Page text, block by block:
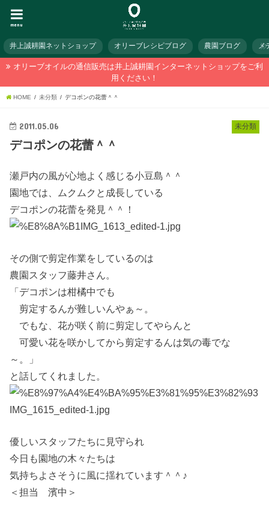
menu
井上誠耕園ネットショップ オリーブレシピブログ 農園ブログ メ
オリーブオイルの通信販売は井上誠耕園インターネットショップをご利
用ください！
HOME 未分類 デコポンの花蕾＾＾
未分類
2011.05.06
デコポンの花蕾＾＾
瀬戸内の風が心地よく感じる小豆島＾＾
園地では、ムクムクと成長している
デコポンの花蕾を発見＾＾！
その側で剪定作業をしているのは
農園スタッフ藤井さん。
「デコポンは柑橘中でも
剪定するんが難しいんやぁ～。
でもな、花が咲く前に剪定してやらんと
可愛い花を咲かしてから剪定するんは気の毒でな
～。」
と話してくれました。
優しいスタッフたちに見守られ
今日も園地の木々たちは
気持ちよさそうに風に揺れています＾＾♪
＜担当 濱中＞